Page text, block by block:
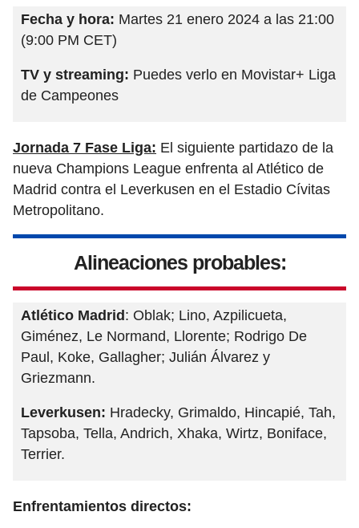
Fecha y hora: Martes 21 enero 2024 a las 21:00
(9:00 PM CET)
TV y streaming: Puedes verlo en Movistar+ Liga
de Campeones
Jornada 7 Fase Liga: El siguiente partidazo de la
nueva Champions League enfrenta al Atlético de
Madrid contra el Leverkusen en el Estadio Cívitas
Metropolitano.
Alineaciones probables:
Atlético Madrid : Oblak; Lino, Azpilicueta,
Giménez, Le Normand, Llorente; Rodrigo De
Paul, Koke, Gallagher; Julián Álvarez y
Griezmann.
Leverkusen: Hradecky, Grimaldo, Hincapié, Tah,
Tapsoba, Tella, Andrich, Xhaka, Wirtz, Boniface,
Terrier.
Enfrentamientos directos: